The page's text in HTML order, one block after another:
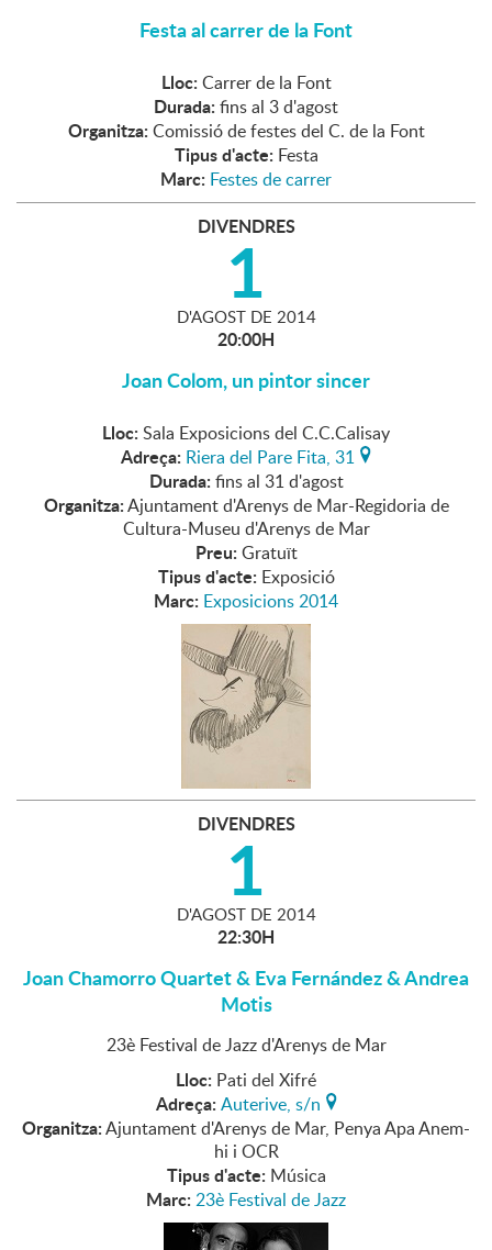
Festa al carrer de la Font
Lloc: Carrer de la Font
Durada: fins al 3 d'agost
Organitza: Comissió de festes del C. de la Font
Tipus d'acte: Festa
Marc: Festes de carrer
DIVENDRES
1
D'AGOST DE 2014
20:00H
Joan Colom, un pintor sincer
Lloc: Sala Exposicions del C.C.Calisay
Adreça: Riera del Pare Fita, 31
Durada: fins al 31 d'agost
Organitza:Ajuntament d'Arenys de Mar-Regidoria de
Cultura-Museu d'Arenys de Mar
Preu: Gratuït
Tipus d'acte: Exposició
Marc: Exposicions 2014
DIVENDRES
1
D'AGOST DE 2014
22:30H
Joan Chamorro Quartet & Eva Fernández & Andrea
Motis
23è Festival de Jazz d'Arenys de Mar
Lloc: Pati del Xifré
Adreça: Auterive, s/n
Organitza:Ajuntament d'Arenys de Mar, Penya Apa Anem-
hi i OCR
Tipus d'acte: Música
Marc: 23è Festival de Jazz